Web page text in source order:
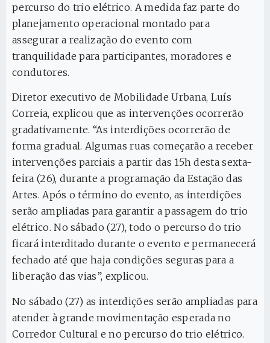
percurso do trio elétrico. A medida faz parte do
planejamento operacional montado para
assegurar a realização do evento com
tranquilidade para participantes, moradores e
condutores.
Diretor executivo de Mobilidade Urbana, Luís
Correia, explicou que as intervenções ocorrerão
gradativamente. “As interdições ocorrerão de
forma gradual. Algumas ruas começarão a receber
intervenções parciais a partir das 15h desta sexta-
feira (26), durante a programação da Estação das
Artes. Após o término do evento, as interdições
serão ampliadas para garantir a passagem do trio
elétrico. No sábado (27), todo o percurso do trio
ficará interditado durante o evento e permanecerá
fechado até que haja condições seguras para a
liberação das vias”, explicou.
No sábado (27) as interdições serão ampliadas para
atender à grande movimentação esperada no
Corredor Cultural e no percurso do trio elétrico.